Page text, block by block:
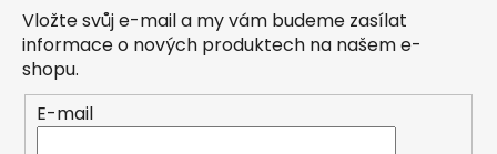
Vložte svůj e-mail a my vám budeme zasílat
informace o nových produktech na našem e-
shopu.
E-mail